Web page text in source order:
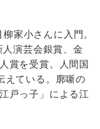
家小さんに入門。
演芸会銀賞、金
賞を受賞。人間国
えている。廓噺の
戸っ子」による江